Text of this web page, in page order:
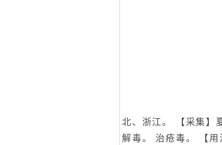
北、浙江。 【采集】
解毒。 治疮毒。 【用